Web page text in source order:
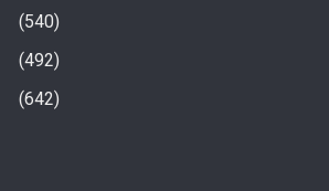
10 अगस्त से होगी सरकारी स्कूलों में बच्चों की हिंदी
पढ़ने की परीक्षा
540
492
642